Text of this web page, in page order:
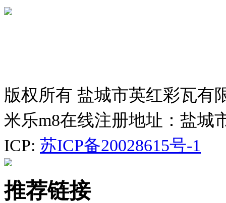
版权所有 盐城市英红彩瓦有
米乐m8在线注册地址：盐城
ICP: 苏ICP备20028615号-1
推荐链接